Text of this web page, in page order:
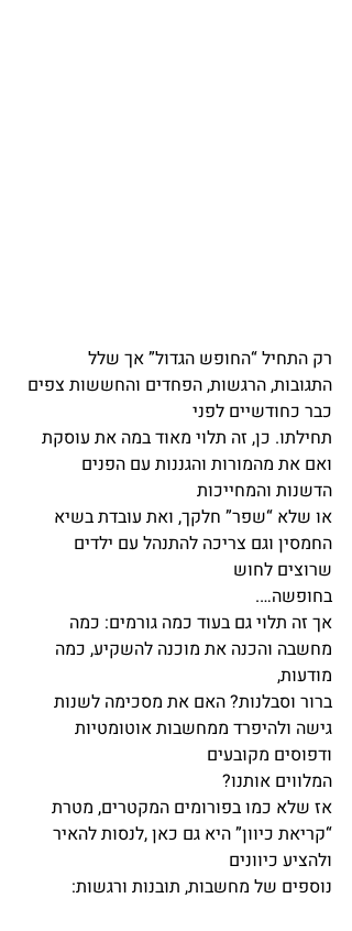
רק התחיל “החופש הגדול” אך שלל
התגובות, הרגשות, הפחדים והחששות צפים
כבר כחודשיים לפני
תחילתו. כן, זה תלוי מאוד במה את עוסקת
ואם את מהמורות והגננות עם הפנים
הדשנות והמחייכות
או שלא “שפר” חלקך, ואת עובדת בשיא
החמסין וגם צריכה להתנהל עם ילדים
שרוצים לחוש
בחופשה….
אך זה תלוי גם בעוד כמה גורמים: כמה
מחשבה והכנה את מוכנה להשקיע, כמה
מודעות,
ברור וסבלנות? האם את מסכימה לשנות
גישה ולהיפרד ממחשבות אוטומטיות
ודפוסים מקובעים
המלווים אותנו?
אז שלא כמו בפורומים המקטרים, מטרת
“קריאת כיוון” היא גם כאן ,לנסות להאיר
ולהציע כיוונים
נוספים של מחשבות, תובנות ורגשות: